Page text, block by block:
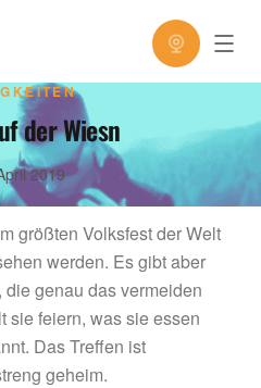
der Wiesn
2019
größten Volksfest der Welt
werden. Es gibt aber
genau das vermeiden
sie feiern, was sie essen
Das Treffen ist
geheim.